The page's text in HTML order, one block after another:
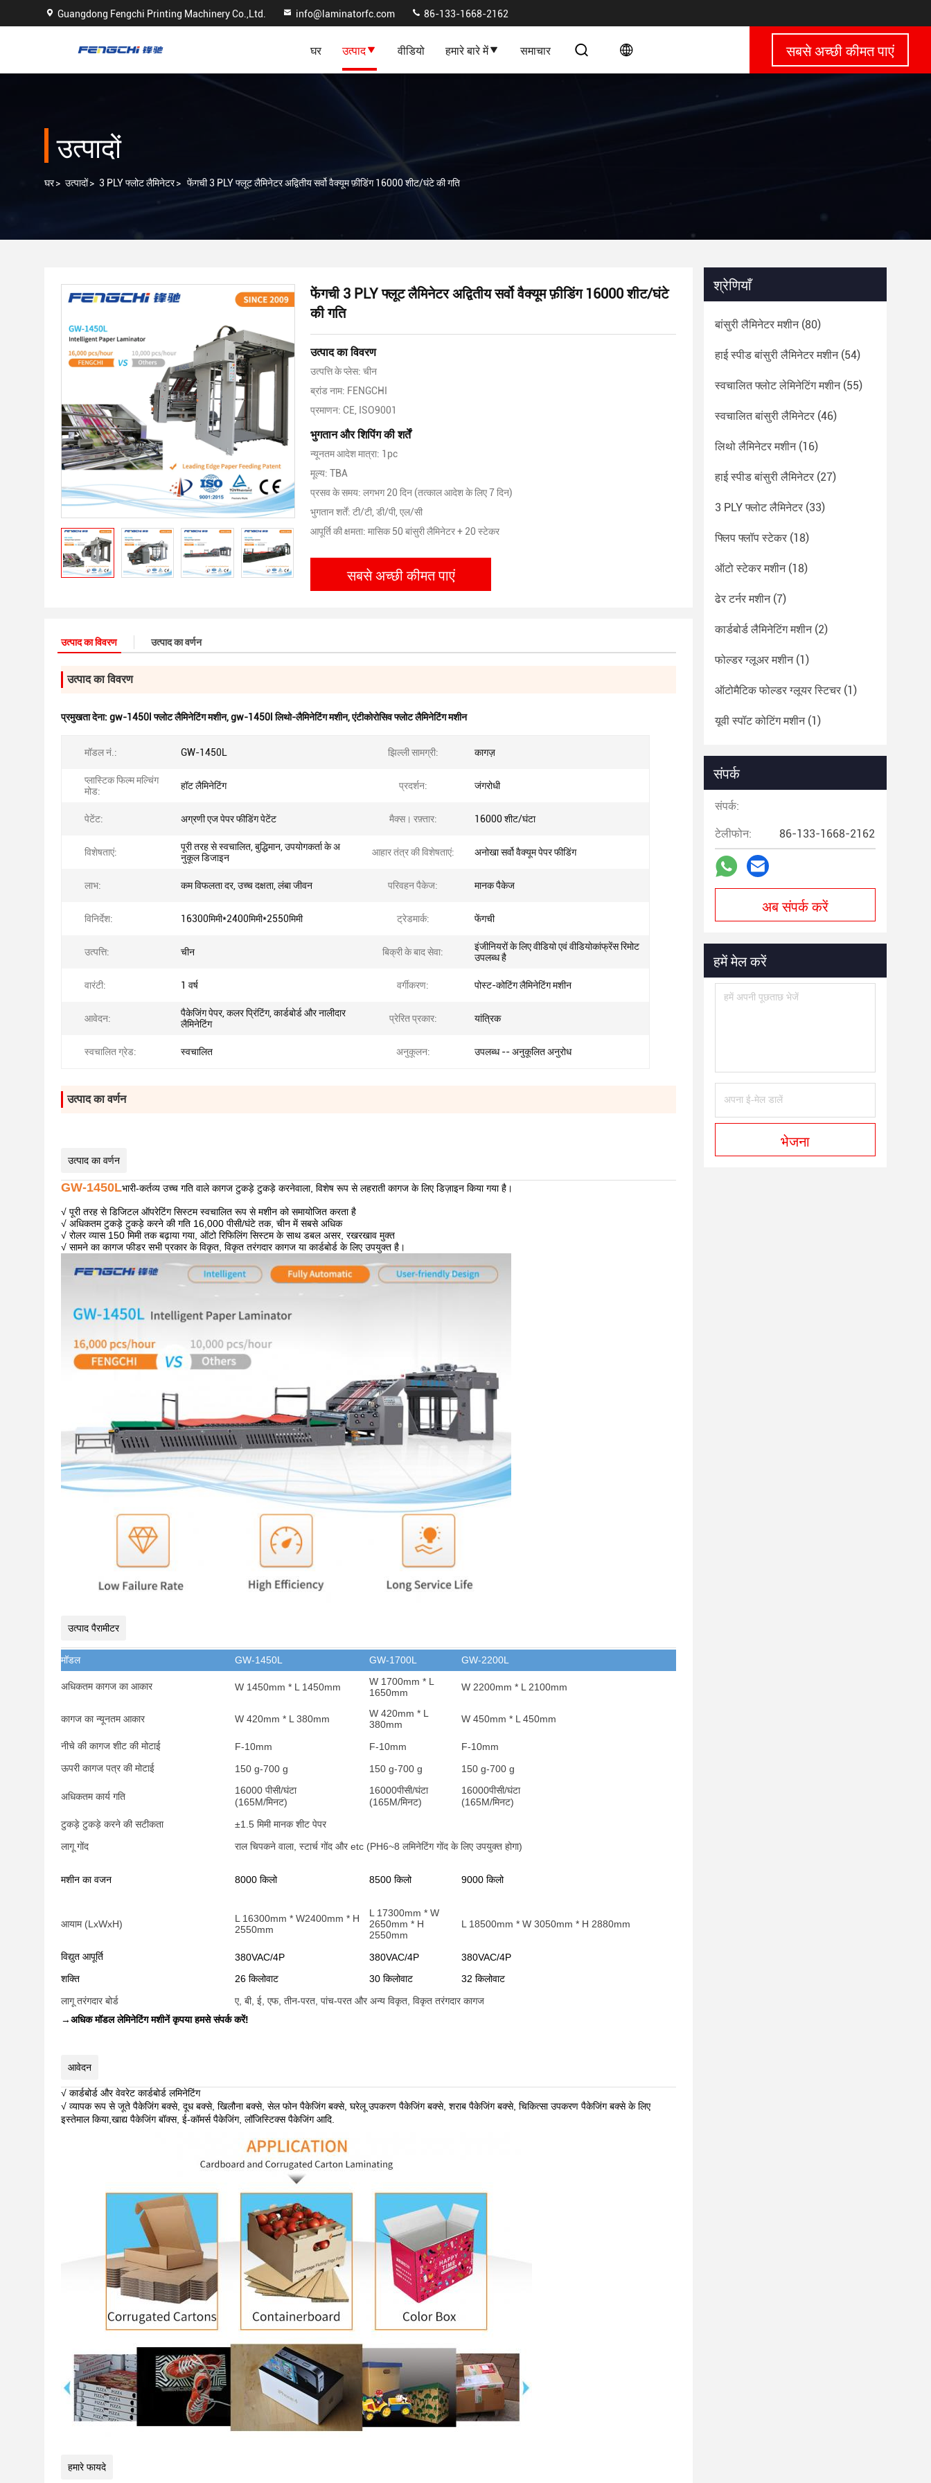
Guangdong Fengchi Printing Machinery Co.,Ltd. info@laminatorfc.com 86-133-1668-2162
घर उत्पाद वीडियो हमारे बारे में समाचार सबसे अच्छी कीमत पाएं
उत्पादों
घर> उत्पादों> 3 PLY फ्लोट लैमिनेटर> फेंगची 3 PLY फ्लूट लैमिनेटर अद्वितीय सर्वो वैक्यूम फ़ीडिंग 16000 शीट/घंटे की गति
फेंगची 3 PLY फ्लूट लैमिनेटर अद्वितीय सर्वो वैक्यूम फ़ीडिंग 16000 शीट/घंटे
की गति
उत्पाद का विवरण
उत्पत्ति के प्लेस: चीन
ब्रांड नाम: FENGCHI
प्रमाणन: CE, ISO9001
भुगतान और शिपिंग की शर्तें
न्यूनतम आदेश मात्रा: 1pc
मूल्य: TBA
प्रसव के समय: लगभग 20 दिन (तत्काल आदेश के लिए 7 दिन)
भुगतान शर्तें: टी/टी, डी/पी, एल/सी
आपूर्ति की क्षमता: मासिक 50 बांसुरी लैमिनेटर + 20 स्टेकर
सबसे अच्छी कीमत पाएं
उत्पाद का विवरण उत्पाद का वर्णन
उत्पाद का विवरण
प्रमुखता देना: gw-1450l फ्लोट लैमिनेटिंग मशीन,gw-1450l लिथो-लैमिनेटिंग मशीन,एंटीकोरोसिव फ्लोट लैमिनेटिंग मशीन
मॉडल नं.: GW-1450L झिल्ली सामग्री: कागज़
प्लास्टिक फिल्म मल्चिंग
मोड:
हॉट लैमिनेटिंग प्रदर्शन: जंगरोधी
पेटेंट: अग्रणी एज पेपर फीडिंग पेटेंट मैक्स। रफ़्तार: 16000 शीट/घंटा
विशेषताएं:
पूरी तरह से स्वचालित, बुद्धिमान, उपयोगकर्ता के अ
नुकूल डिजाइन
आहार तंत्र की विशेषताएं: अनोखा सर्वो वैक्यूम पेपर फीडिंग
लाभ: कम विफलता दर, उच्च दक्षता, लंबा जीवन परिवहन पैकेज: मानक पैकेज
विनिर्देश: 16300मिमी*2400मिमी*2550मिमी ट्रेडमार्क: फेंगची
उत्पत्ति: चीन बिक्री के बाद सेवा:
इंजीनियरों के लिए वीडियो एवं वीडियोकांफ्रेंस रिमोट
उपलब्ध है
वारंटी: 1 वर्ष वर्गीकरण: पोस्ट-कोटिंग लैमिनेटिंग मशीन
आवेदन:
पैकेजिंग पेपर, कलर प्रिंटिंग, कार्डबोर्ड और नालीदार
लैमिनेटिंग
प्रेरित प्रकार: यांत्रिक
स्वचालित ग्रेड: स्वचालित अनुकूलन: उपलब्ध -- अनुकूलित अनुरोध
उत्पाद का वर्णन
उत्पाद का वर्णन
GW-1450Lभारी-कर्तव्य उच्च गति वाले कागज टुकड़े टुकड़े करनेवाला, विशेष रूप से लहराती कागज के लिए डिज़ाइन किया गया है।
√ पूरी तरह से डिजिटल ऑपरेटिंग सिस्टम स्वचालित रूप से मशीन को समायोजित करता है
√ अधिकतम टुकड़े टुकड़े करने की गति 16,000 पीसी/घंटे तक, चीन में सबसे अधिक
√ रोलर व्यास 150 मिमी तक बढ़ाया गया, ऑटो रिफिलिंग सिस्टम के साथ डबल असर, रखरखाव मुक्त
√ सामने का कागज फीडर सभी प्रकार के विकृत, विकृत तरंगदार कागज या कार्डबोर्ड के लिए उपयुक्त है।
उत्पाद पैरामीटर
मॉडल GW-1450L GW-1700L GW-2200L
अधिकतम कागज का आकार W 1450mm * L 1450mm
W 1700mm * L
1650mm
W 2200mm * L 2100mm
कागज का न्यूनतम आकार W 420mm * L 380mm
W 420mm * L
380mm
W 450mm * L 450mm
नीचे की कागज शीट की मोटाई F-10mm F-10mm
F-10mm
ऊपरी कागज पत्र की मोटाई
150 g-700 g 150 g-700 g 150 g-700 g
अधिकतम कार्य गति
16000 पीसी/घंटा
(165M/मिनट)
16000पीसी/घंटा
(165M/मिनट)
16000पीसी/घंटा
(165M/मिनट)
टुकड़े टुकड़े करने की सटीकता
±1.5 मिमी मानक शीट पेपर
लागू गोंद
राल चिपकने वाला, स्टार्च गोंद और etc (PH6~8 लमिनेटिंग गोंद के लिए उपयुक्त होगा)
मशीन का वजन 8000 किलो 8500 किलो 9000 किलो
आयाम (LxWxH)
L 16300mm * W2400mm * H
2550mm
L 17300mm * W
2650mm * H
2550mm
L 18500mm * W 3050mm * H 2880mm
विद्युत आपूर्ति 380VAC/4P 380VAC/4P
380VAC/4P
शक्ति
26 किलोवाट 30 किलोवाट
32 किलोवाट
लागू तरंगदार बोर्ड
ए, बी, ई, एफ, तीन-परत, पांच-परत और अन्य विकृत, विकृत तरंगदार कागज
→अधिक मॉडल लेमिनेटिंग मशीनें कृपया हमसे संपर्क करें!
आवेदन
√ कार्डबोर्ड और वेवरेट कार्डबोर्ड लमिनेटिंग
√ व्यापक रूप से जूते पैकेजिंग बक्से, दूध बक्से, खिलौना बक्से, सेल फोन पैकेजिंग बक्से, घरेलू उपकरण पैकेजिंग बक्से, शराब पैकेजिंग बक्से, चिकित्सा उपकरण पैकेजिंग बक्से के लिए
इस्तेमाल किया,खाद्य पैकेजिंग बॉक्स, ई-कॉमर्स पैकेजिंग, लॉजिस्टिक्स पैकेजिंग आदि
हमारे फायदे
श्रेणियाँ
बांसुरी लैमिनेटर मशीन(80)
हाई स्पीड बांसुरी लैमिनेटर मशीन(54)
स्वचालित फ्लोट लेमिनेटिंग मशीन(55)
स्वचालित बांसुरी लैमिनेटर (46)
लिथो लैमिनेटर मशीन(16)
हाई स्पीड बांसुरी लैमिनेटर (27)
3 PLY फ्लोट लैमिनेटर (33)
फ्लिप फ्लॉप स्टेकर (18)
ऑटो स्टेकर मशीन(18)
ढेर टर्नर मशीन(7)
कार्डबोर्ड लैमिनेटिंग मशीन(2)
फोल्डर ग्लूअर मशीन(1)
ऑटोमैटिक फोल्डर ग्लूयर स्टिचर (1)
यूवी स्पॉट कोटिंग मशीन(1)
संपर्क
संपर्क:
टेलीफोन: 86-133-1668-2162
अब संपर्क करें
हमें मेल करें
भेजना